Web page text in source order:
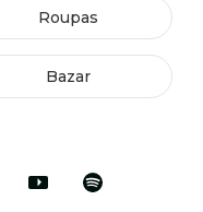
Roupas
Bazar